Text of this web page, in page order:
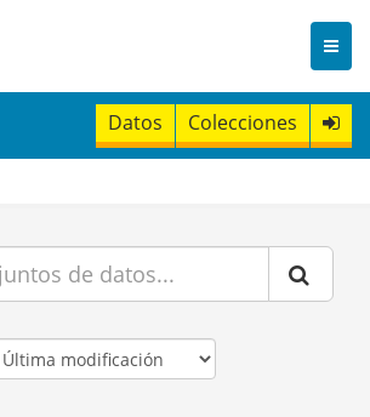
Datos Colecciones